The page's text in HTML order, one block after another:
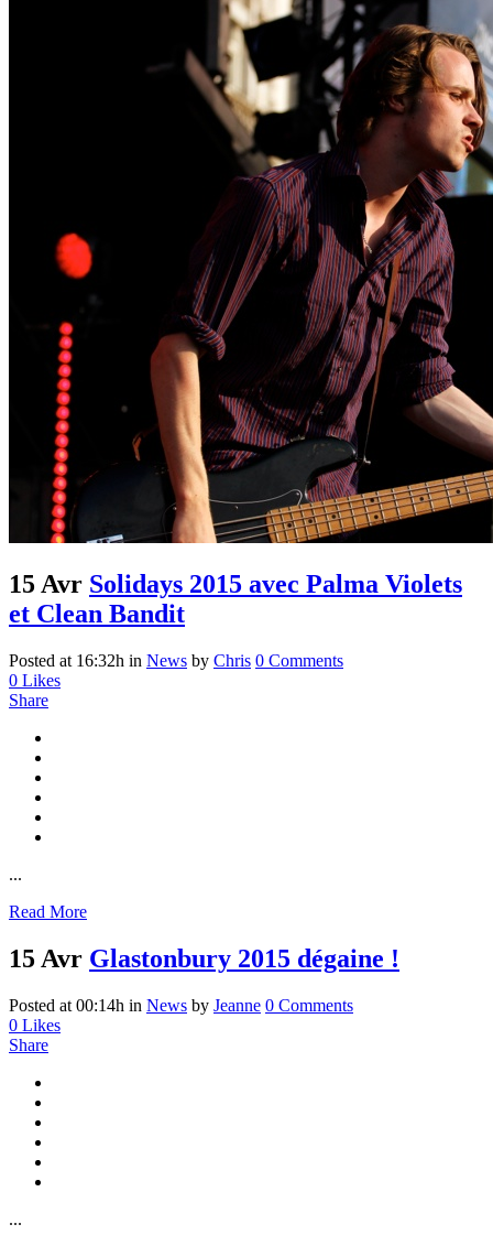
15 Avr Solidays 2015 avec Palma Violets
et Clean Bandit
Posted at 16:32h in News by Chris 0 Comments
0 Likes
Share
...
Read More
15 Avr Glastonbury 2015 dégaine !
Posted at 00:14h in News by Jeanne 0 Comments
0 Likes
Share
...